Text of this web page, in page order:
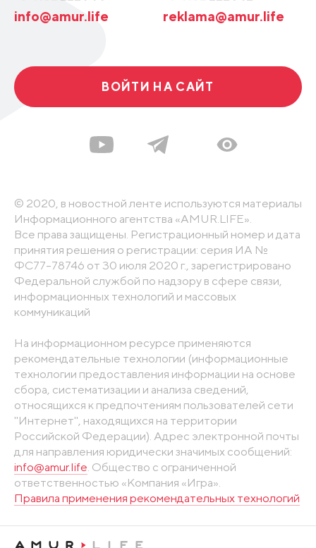
info@amur.life reklama@amur.life
ВОЙТИ НА САЙТ
© 2020, в новостной ленте используются материалы
Информационного агентства «AMUR.LIFE».
Все права защищены. Регистрационный номер и дата
принятия решения о регистрации: серия ИА №
ФС77-78746 от 30 июля 2020 г., зарегистрировано
Федеральной службой по надзору в сфере связи,
информационных технологий и массовых
коммуникаций
На информационном ресурсе применяются
рекомендательные технологии (информационные
технологии предоставления информации на основе
сбора, систематизации и анализа сведений,
относящихся к предпочтениям пользователей сети
"Интернет", находящихся на территории
Российской Федерации). Адрес электронной почты
для направления юридически значимых сообщений:
info@amur.life. Общество с ограниченной
ответственностью «Компания «Игра».
Правила применения рекомендательных технологий